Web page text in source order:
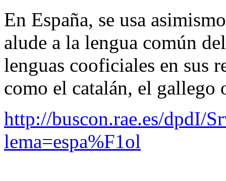
En España, se usa
alude a la lengua común
lenguas cooficiales en sus
como el catalán, el gallego
http://buscon.rae.es/dpdI/
lema=espa%F1ol